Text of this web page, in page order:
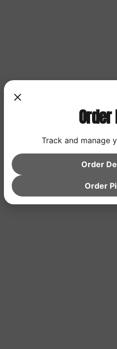
Order
Track and manage
Order
Order